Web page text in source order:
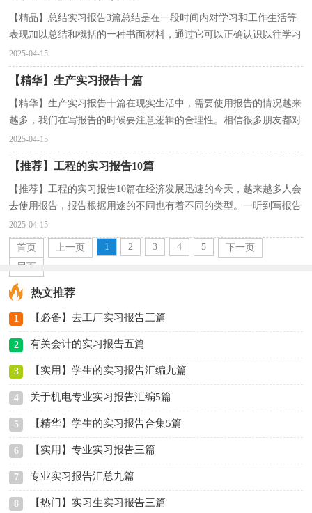
【精品】总结实习报告3篇总结是在一段时间内对学习和工作生活等
表现加以总结和概括的一种书面材料，通过它可以正确认识以往学习
和工作中的优缺点，因此，让我们写一份总结吧。总...
2025-04-15
【精华】生产实习报告十篇
【精华】生产实习报告十篇在现实生活中，需要使用报告的情况越来
越多，我们在写报告的时候要注意逻辑的合理性。相信很多朋友都对
写报告感到非常苦恼吧，以下是小编精心整理的生产...
2025-04-15
【推荐】工程的实习报告10篇
【推荐】工程的实习报告10篇在经济发展迅速的今天，越来越多人会
去使用报告，报告根据用途的不同也有着不同的类型。一听到写报告
就拖延症懒癌齐复发？以下是小编精心整理的工程的...
2025-04-15
首页 上一页 1 2 3 4 5
下一页
尾页
热文推荐
1 【必备】去工厂实习报告三篇
2 有关会计的实习报告五篇
3 【实用】学生的实习报告汇编九篇
4 关于机电专业实习报告汇编5篇
5 【精华】学生的实习报告合集5篇
6 【实用】专业实习报告三篇
7 专业实习报告汇总九篇
8 【热门】实习生实习报告三篇